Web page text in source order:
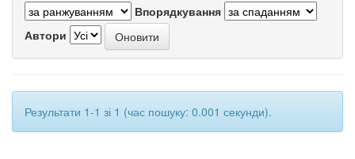
Впорядкування
Автори
Результати 1-1 зі 1 (час пошуку: 0.001 секунди).